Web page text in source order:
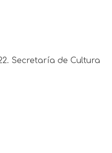
Secretaría de Cultura